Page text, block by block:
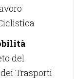
del
Trasporti